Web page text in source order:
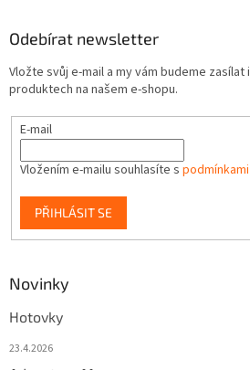
Odebírat newsletter
Vložte svůj e-mail a my vám budeme
produktech na našem e-shopu.
E-mail
Vložením e-mailu souhlasíte s
PŘIHLÁSIT SE
Novinky
Hotovky
23.4.2026